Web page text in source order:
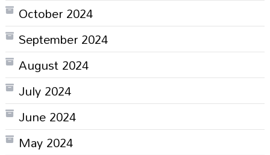
October 2024
September 2024
August 2024
July 2024
June 2024
May 2024